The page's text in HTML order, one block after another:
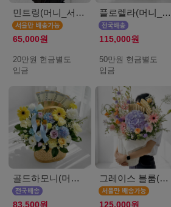
민트링(머니_서울_20만원)
65,000원
20만원 현금별도
입금
플로렐라(머니_50만원)
115,000원
50만원 현금별도
입금
골드하모니(머니_20만원)
83,500원
그레이스 블룸(머니_서울_100만원)
125,000원